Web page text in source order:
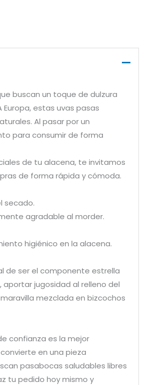
buscan un toque de dulzura
estas uvas pasas
Al pasar por un
para consumir de forma
de tu alacena, te invitamos
de forma rápida y cómoda.
secado.
agradable al morder.
higiénico en la alacena.
de ser el componente estrella
jugosidad al relleno del
mezclada en bizcochos
confianza es la mejor
en una pieza
pasabocas saludables libres
tu pedido hoy mismo y